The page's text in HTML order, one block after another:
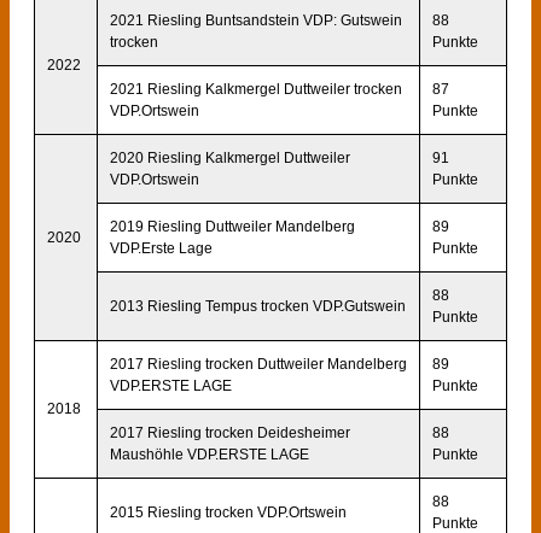
2022
2021 Riesling Buntsandstein VDP: Gutswein
trocken
88
Punkte
2021 Riesling Kalkmergel Duttweiler trocken
VDP.Ortswein
87
Punkte
2020
2020 Riesling Kalkmergel Duttweiler
VDP.Ortswein
91
Punkte
2019 Riesling Duttweiler Mandelberg
VDP.Erste Lage
89
Punkte
2013 Riesling Tempus trocken VDP.Gutswein
88
Punkte
2018
2017 Riesling trocken Duttweiler Mandelberg
VDP.ERSTE LAGE
89
Punkte
2017 Riesling trocken Deidesheimer
Maushöhle VDP.ERSTE LAGE
88
Punkte
2015 Riesling trocken VDP.Ortswein
88
Punkte